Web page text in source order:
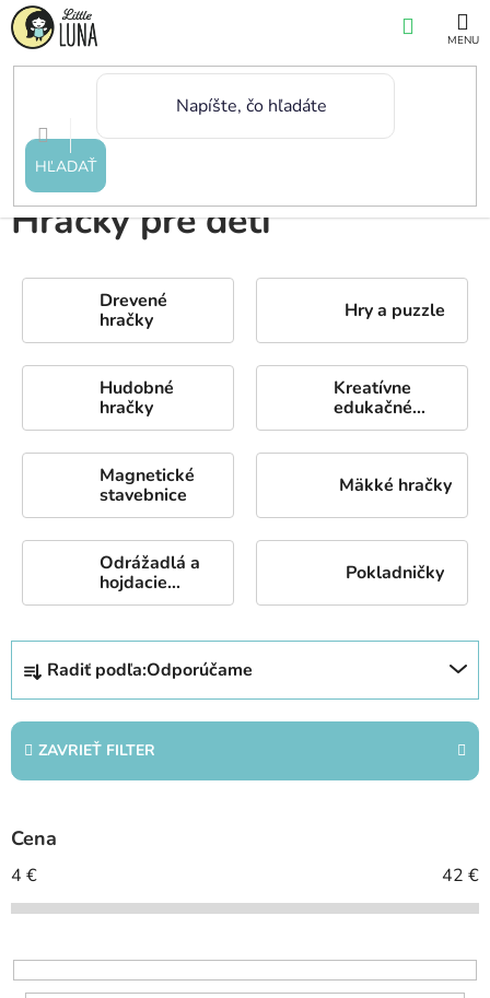
Prejsť
na
HĽADAŤ
KOŠÍK
Domov Hračky
Hračky pre deti
Drevené
hračky
Hry a puzzle
Hudobné
hračky
Kreatívne
edukačné
potreby
Magnetické
stavebnice
Mäkké hračky
Odrážadlá a
hojdacie
hračky
Pokladničky
R
d
e
n
e
p
r
o
u
Radiť podľa:Odporúčame
ZAVRIEŤ FILTER
Cena
4 € 42 €